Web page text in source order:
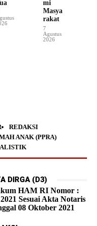
mi
Masya
rakat
7
Agustus
2026
REDAKSI
ANAK (PPRA)
DIRGA (D3)
HAM RI Nomor :
Sesuai Akta Notaris
08 Oktober 2021